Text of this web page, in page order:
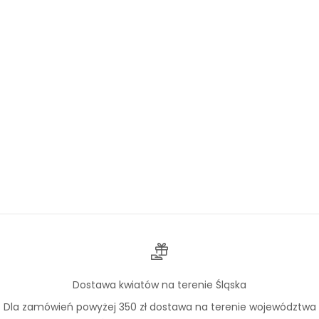
Dostawa kwiatów na terenie Śląska
Dla zamówień powyżej 350 zł dostawa na terenie województwa